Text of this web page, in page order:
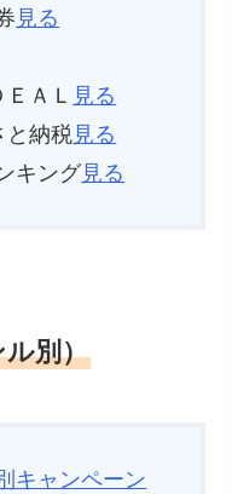
見る
ＡＬ 見る
と納税見る
キング見る
別）
キャンペーン